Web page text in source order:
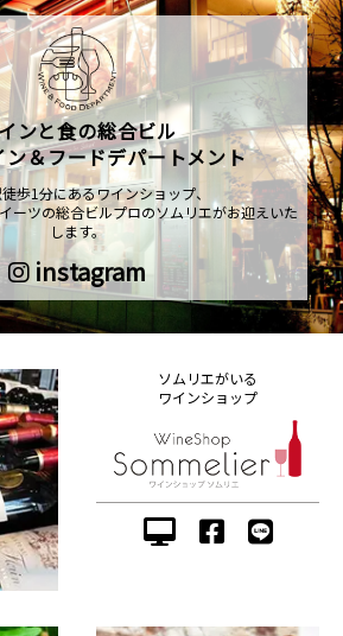
ンと食の総合ビル
ン＆フードデパートメント
歩1分にあるワインショップ、
ーツの総合ビルプロのソムリエがお迎えいた
します。
instagram
ソムリエがいる
ワインショップ